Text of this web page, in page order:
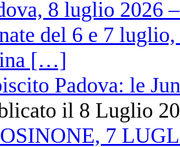
Padova: le
il 8 Luglio